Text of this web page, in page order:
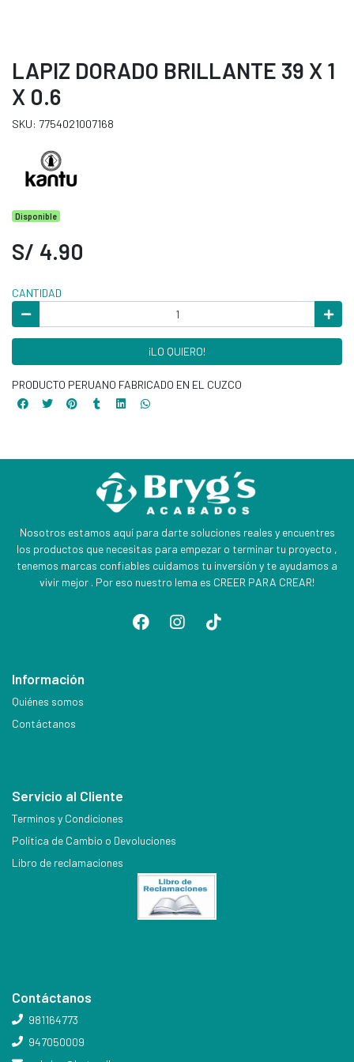
LAPIZ DORADO BRILLANTE 39 X 1
X 0.6
SKU: 7754021007168
Disponible
S/ 4.90
CANTIDAD
¡LO QUIERO!
PRODUCTO PERUANO FABRICADO EN EL CUZCO
Nosotros estamos aquí para darte soluciones reales y encuentres
los productos que necesitas para empezar o terminar tu proyecto ,
tenemos marcas confiables cuidamos tu inversión y te ayudamos a
vivir mejor . Por eso nuestro lema es CREER PARA CREAR!
Información
Quiénes somos
Contáctanos
Servicio al Cliente
Terminos y Condiciones
Política de Cambio o Devoluciones
Libro de reclamaciones
Contáctanos
981164773
947050009